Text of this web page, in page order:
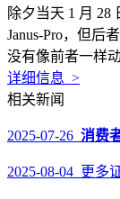
除夕当天 1 月 28
Janus-Pro，但后
没有像前者一样
详细信息 >
相关新闻
2025-07-26 消费
2025-08-04 更多